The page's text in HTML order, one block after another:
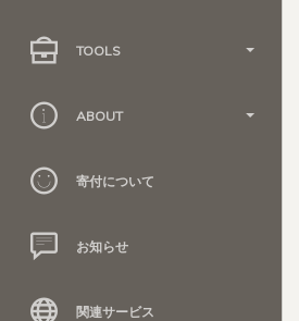
TOOLS
ABOUT
寄付について
お知らせ
関連サービス